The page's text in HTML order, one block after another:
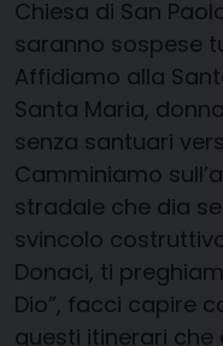
Chiesa di San
saranno sospese
Affidiamo alla
Santa Maria,
senza santuari
Camminiamo
stradale che dia
svincolo
Donaci, ti
Dio”, facci capire
questi itinerari